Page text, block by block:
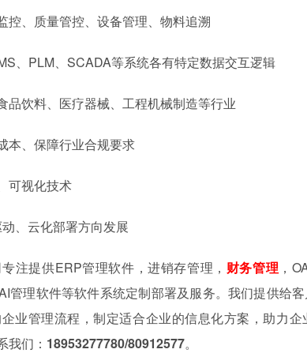
控、质量管控、设备管理、物料追溯
、PLM、SCADA等系统各有特定数据交互逻辑
品饮料、医疗器械、工程机械制造等行业
本、保障行业合规要求
可视化技术
、云化部署方向发展
注提供ERP管理软件，进销存管理， 财务管理 ，
管理软件等软件系统定制部署及服务。我们提供给
业管理流程，制定适合企业的信息化方案，助力
我们： 18953277780/80912577。